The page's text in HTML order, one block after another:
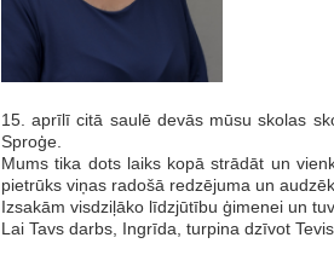
15. aprīlī citā saulē devās mūsu skolas
Sproģe.
Mums tika dots laiks kopā strādāt un
pietrūks viņas radošā redzējuma un
Izsakām visdziļāko līdzjūtību ģimenei un
Lai Tavs darbs, Ingrīda, turpina dzīvot